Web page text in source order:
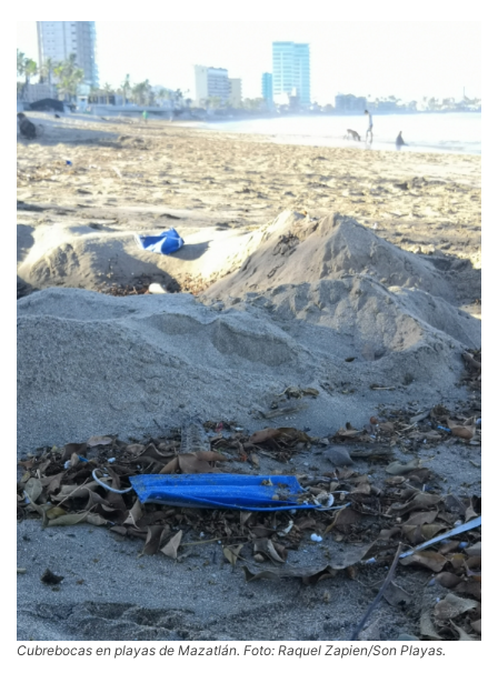
Cubrebocas en playas de Mazatlán. Foto: Raquel Zapien/Son Playas.